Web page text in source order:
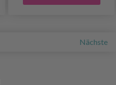
Nächste